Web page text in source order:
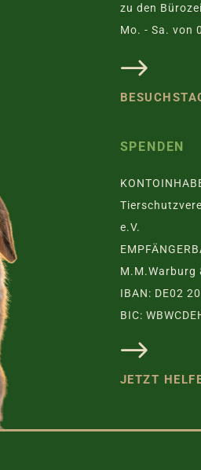
zu den
Mo. - Sa. von
SPENDEN
e.V.
M.M.Warburg
IBAN: DE02
BIC:
JETZT